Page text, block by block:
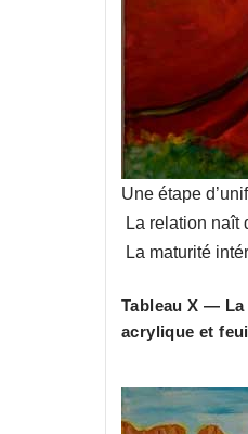
Une étape
La relation naît
La maturité
Tableau X — La
acrylique et